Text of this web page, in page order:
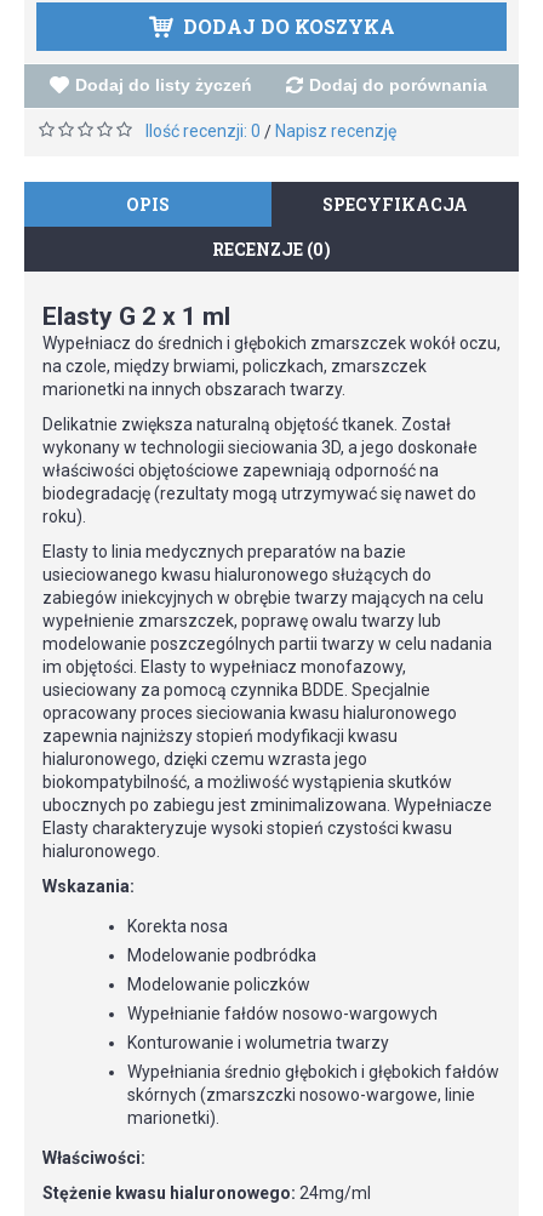
DODAJ DO KOSZYKA
Dodaj do listy życzeń Dodaj do porównania
Ilość recenzji: 0 /Napisz recenzję
OPIS
SPECYFIKACJA
RECENZJE (0)
Elasty G 2 x 1 ml
Wypełniacz do średnich i głębokich zmarszczek wokół oczu,
na czole, między brwiami, policzkach, zmarszczek
marionetki na innych obszarach twarzy.
Delikatnie zwiększa naturalną objętość tkanek. Został
wykonany w technologii sieciowania 3D, a jego doskonałe
właściwości objętościowe zapewniają odporność na
biodegradację (rezultaty mogą utrzymywać się nawet do
roku).
Elasty to linia medycznych preparatów na bazie
usieciowanego kwasu hialuronowego służących do
zabiegów iniekcyjnych w obrębie twarzy mających na celu
wypełnienie zmarszczek, poprawę owalu twarzy lub
modelowanie poszczególnych partii twarzy w celu nadania
im objętości. Elasty to wypełniacz monofazowy,
usieciowany za pomocą czynnika BDDE. Specjalnie
opracowany proces sieciowania kwasu hialuronowego
zapewnia najniższy stopień modyfikacji kwasu
hialuronowego, dzięki czemu wzrasta jego
biokompatybilność, a możliwość wystąpienia skutków
ubocznych po zabiegu jest zminimalizowana. Wypełniacze
Elasty charakteryzuje wysoki stopień czystości kwasu
hialuronowego.
Wskazania:
Korekta nosa
Modelowanie podbródka
Modelowanie policzków
Wypełnianie fałdów nosowo-wargowych
Konturowanie i wolumetria twarzy
Wypełniania średnio głębokich i głębokich fałdów
skórnych (zmarszczki nosowo-wargowe, linie
marionetki).
Właściwości:
Stężenie kwasu hialuronowego: 24mg/ml